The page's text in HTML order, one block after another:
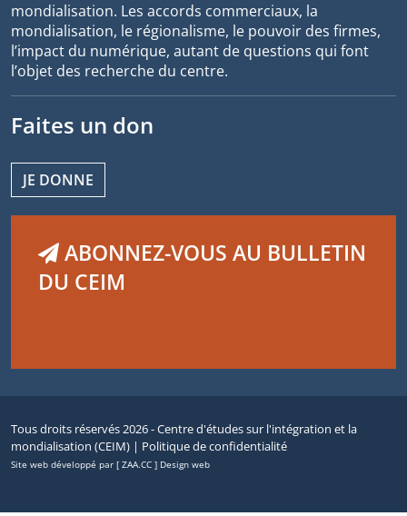
mondialisation. Les accords commerciaux, la
mondialisation, le régionalisme, le pouvoir des firmes,
l’impact du numérique, autant de questions qui font
l’objet des recherche du centre.
Faites un don
JE DONNE
ABONNEZ-VOUS AU BULLETIN
DU CEIM
Tous droits réservés 2026 - Centre d'études sur l'intégration et la
mondialisation (CEIM) | Politique de confidentialité
Site web développé par [ ZAA.CC ] Design web